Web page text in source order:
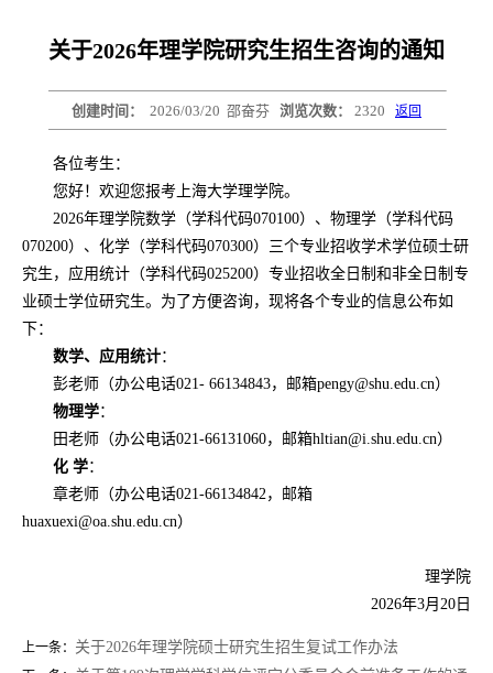
关于2026年理学院研究生招生咨询的通知
创建时间： 2026/03/20 邵奋芬 浏览次数： 2320 返回
各位考生：
您好！欢迎您报考上海大学理学院。
2026年理学院数学（学科代码070100）、物理学（学科代码
070200）、化学（学科代码070300）三个专业招收学术学位硕士研
究生，应用统计（学科代码025200）专业招收全日制和非全日制专
业硕士学位研究生。为了方便咨询，现将各个专业的信息公布如
下：
数学、应用统计：
彭老师（办公电话021- 66134843，邮箱pengy@shu.edu.cn）
物理学：
田老师（办公电话021-66131060，邮箱hltian@i.shu.edu.cn）
化 学：
章老师（办公电话021-66134842，邮箱
huaxuexi@oa.shu.edu.cn）
理学院
2026年3月20日
上一条： 关于2026年理学院硕士研究生招生复试工作办法